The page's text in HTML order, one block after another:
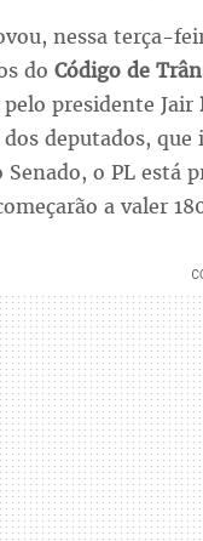
nessa terça-
do Código de
presidente Jair
dos deputados,
Senado, o PL está
a valer